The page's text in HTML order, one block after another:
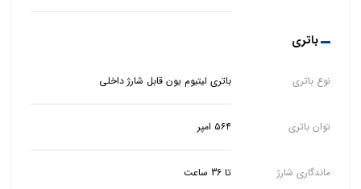
باتری
نوع باتری باتری لیتیوم یون قابل شارژ داخلی
توان باتری ۵۶۴ امپر
ماندگاری شارژ
تا 36 ساعت